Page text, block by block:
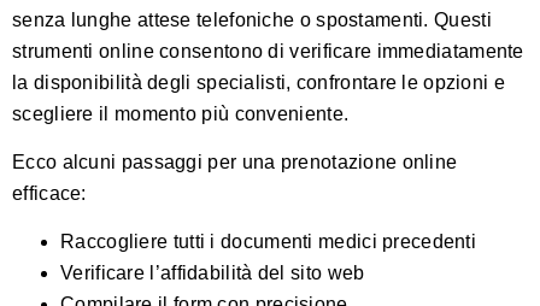
senza lunghe attese telefoniche o spostamenti. Questi
strumenti online consentono di verificare immediatamente
la disponibilità degli specialisti, confrontare le opzioni e
scegliere il momento più conveniente.
Ecco alcuni passaggi per una prenotazione online
efficace:
Raccogliere tutti i documenti medici precedenti
Verificare l’affidabilità del sito web